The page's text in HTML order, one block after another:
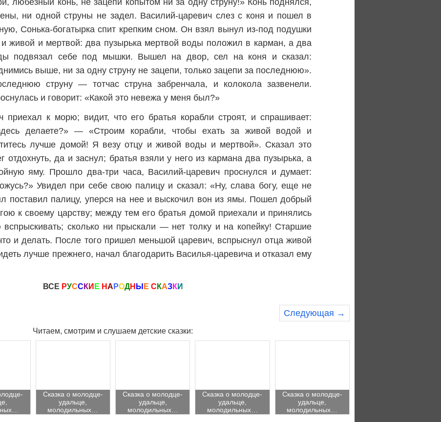
любезный конь, не зацепи копытом ни за одну струну!» Конь поднялся,
ни одной струны не задел. Василий-царевич слез с коня и пошел в
Сонька-богатырка спит крепким сном. Он взял вынул из-под подушки
живой и мертвой: два пузырька мертвой воды положил в карман, а два
подвязал себе под мышки. Вышел на двор, сел на коня и сказал:
выше, ни за одну струну не зацепи, только зацепи за последнюю».
струну — тотчас струна забренчала, и колокола зазвенели.
и говорит: «Какой это невежа у меня был?»
приехал к морю; видит, что его братья корабли строят, и спрашивает:
делаете?» — «Строим корабли, чтобы ехать за живой водой и
лучше домой! Я везу отцу и живой воды и мертвой». Сказал это
отдохнуть, да и заснул; братья взяли у него из кармана два пузырька, а
яму. Прошло два-три часа, Василий-царевич проснулся и думает:
Увидел при себе свою палицу и сказал: «Ну, слава богу, еще не
поставил палицу, уперся на нее и выскочил вон из ямы. Пошел добрый
к своему царству; между тем его братья домой приехали и принялись
сколько ни прыскали — нет толку и на копейку! Старшие
и делать. После того пришел меньшой царевич, вспрыснул отца живой
лучше прежнего, начал благодарить Василья-царевича и отказал ему
ВСЕ РУСС КИ Е НА РОДН Ы Е С КАЗКИ
Следующая →
Читаем, смотрим и слушаем детские сказки:
Сказка о молодце-
удальце,
молодильных…
Сказка о молодце-
удальце,
молодильных…
Сказка о молодце-
удальце,
молодильных…
Сказка о молодце-
удальце,
молодильных…